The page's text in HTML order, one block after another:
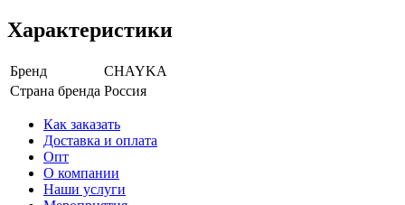
Характеристики
Бренд
CHAYKA
Страна бренда Россия
Как заказать
Доставка и оплата
Опт
О компании
Наши услуги